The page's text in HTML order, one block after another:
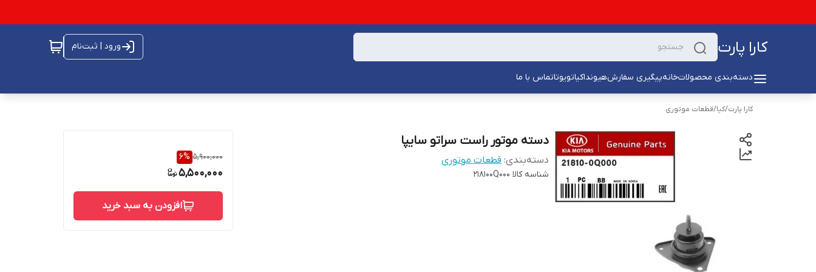
کارا پارت ورود | ثبت‌نام
دسته‌بندی محصولاتخانهپیگیری سفارشهیونداکیاتویوتاتماس با ما
کارا پارت/کیا/قطعات موتوری
دسته موتور راست سراتو سایپا
دسته‌بندی: قطعات موتوری
شناسه کالا 218100Q000
5,900,000
6%
5,500,000
افزودن به سبد خرید